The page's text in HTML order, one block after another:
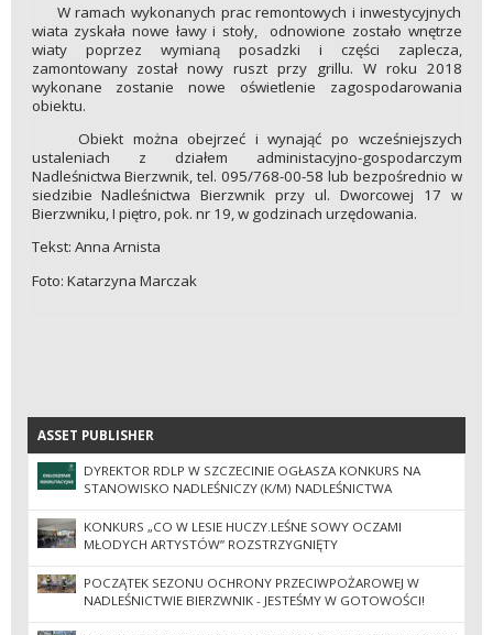
W ramach wykonanych prac remontowych i inwestycyjnych
wiata zyskała nowe ławy i stoły, odnowione zostało wnętrze
wiaty poprzez wymianą posadzki i części zaplecza,
zamontowany został nowy ruszt przy grillu. W roku 2018
wykonane zostanie nowe oświetlenie zagospodarowania
obiektu.
Obiekt można obejrzeć i wynająć po wcześniejszych
ustaleniach z działem administacyjno-gospodarczym
Nadleśnictwa Bierzwnik, tel. 095/768-00-58 lub bezpośrednio w
siedzibie Nadleśnictwa Bierzwnik przy ul. Dworcowej 17 w
Bierzwniku, I piętro, pok. nr 19, w godzinach urzędowania.
Tekst: Anna Arnista
Foto: Katarzyna Marczak
ASSET PUBLISHER
ASSET PUBLISHER
DYREKTOR RDLP W SZCZECINIE OGŁASZA KONKURS NA
STANOWISKO NADLEŚNICZY (K/M) NADLEŚNICTWA
BIERZWNIK
KONKURS „CO W LESIE HUCZY.LEŚNE SOWY OCZAMI
MŁODYCH ARTYSTÓW” ROZSTRZYGNIĘTY
POCZĄTEK SEZONU OCHRONY PRZECIWPOŻAROWEJ W
NADLEŚNICTWIE BIERZWNIK - JESTEŚMY W GOTOWOŚCI!